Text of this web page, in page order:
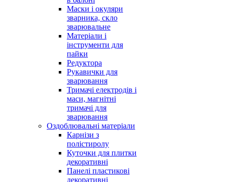
Маски і окуляри
зварника, скло
зварювальне
Матеріали і
інструменти для
пайки
Редуктора
Рукавички для
зварювання
Тримачі електродів і
маси, магнітні
тримачі для
зварювання
Оздоблювальні матеріали
Карнізи з
полістиролу
Куточки для плитки
декоративні
Панелі пластикові
декоративні